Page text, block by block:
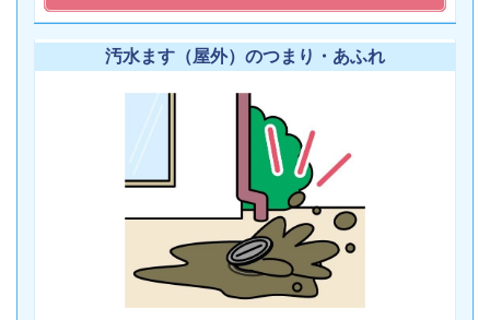
汚水ます（屋外）のつまり・あふれ